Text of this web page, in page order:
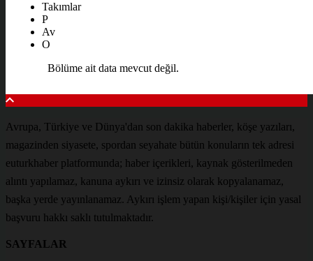
Takımlar
P
Av
O
Bölüme ait data mevcut değil.
Avrupa, Türkiye ve Dünya'dan son dakika haberler, köşe yazıları,
magazinden siyasete, spordan seyahate bütün konuların tek adresi
euturkhaber platformunda; haber içerikleri, kaynak gösterilmeden
alıntı yapılamaz, kanuna aykırı ve izinsiz olarak kopyalanamaz,
başka yerde yayınlanamaz. Aykırı işlem yapan kişi/kişiler için yasal
başvuru hakkı saklı tutulmaktadır.
SAYFALAR